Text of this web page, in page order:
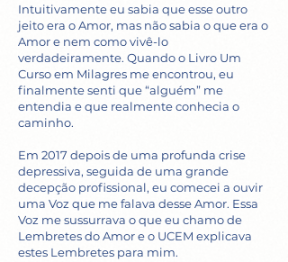
Intuitivamente eu sabia que esse outro
jeito era o Amor, mas não sabia o que era o
Amor e nem como vivê-lo
verdadeiramente. Quando o Livro Um
Curso em Milagres me encontrou, eu
finalmente senti que “alguém” me
entendia e que realmente conhecia o
caminho.
Em 2017 depois de uma profunda crise
depressiva, seguida de uma grande
decepção profissional, eu comecei a ouvir
uma Voz que me falava desse Amor. Essa
Voz me sussurrava o que eu chamo de
Lembretes do Amor e o UCEM explicava
estes Lembretes para mim.